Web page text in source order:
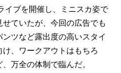
ブを開催し、ミニスカ姿で
ていたが、今回の広告でも
ツなど露出度の高いスタイ
、ワークアウトはもちろ
万全の体制で臨んだ。